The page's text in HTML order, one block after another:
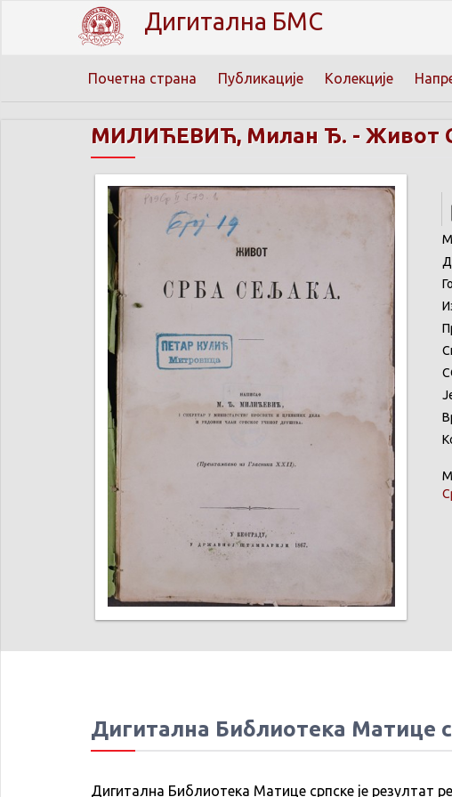
Дигитална БМС
Почетна страна Публикације Колекције
МИЛИЋЕВИЋ, Милан Ђ. - Живот
Дигитална Библиотека Матице
Дигитална Библиотека Матице српске је резултат